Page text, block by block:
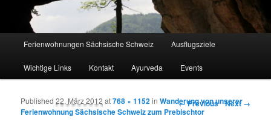
Skip to primary content
Skip to secondary content
Ferienwohnungen Sächsische Schweiz Ausflugsziele
Wichtige Links Kontakt Ayurveda Events
Image navigation
← Previous Next →
Published22. März 2012 at768 × 1152inWanderung von unserer
Ferienwohnung Sächsische Schweiz zum Prebischtor